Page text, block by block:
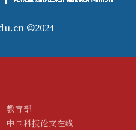
©2024
教育部
中国科技论文在线